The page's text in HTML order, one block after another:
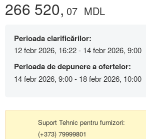
266 520, 07 MDL
Perioada clarificărilor:
12 febr 2026, 16:22 - 14 febr 2026, 9:00
Perioada de depunere a ofertelor:
14 febr 2026, 9:00 - 18 febr 2026, 10:00
Suport Tehnic pentru furnizori:
(+373) 79999801